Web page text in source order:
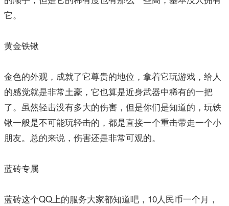
它。
黄金铁锹
金色的外观，成就了它尊贵的地位，拿着它玩游戏，给人
的感觉就是非常土豪，它也算是近身武器中稀有的一把
了。虽然轻击没有多大的伤害，但是你们是知道的，玩铁
锹一般是不可能玩轻击的，都是直接一个重击带走一个小
朋友。总的来说，伤害还是非常可观的。
蓝砖专属
蓝砖这个QQ上的服务大家都知道吧，10人民币一个月，